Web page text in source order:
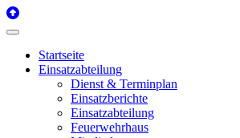
Startseite
Einsatzabteilung
Dienst & Terminplan
Einsatzberichte
Einsatzabteilung
Feuerwehrhaus